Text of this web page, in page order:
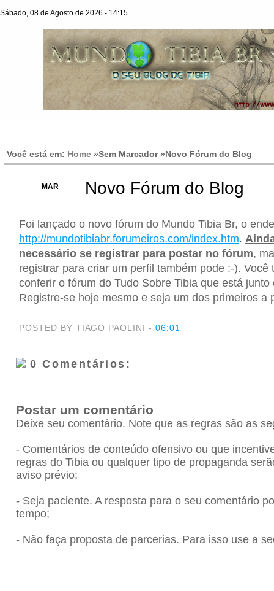
Sábado, 08 de Agosto de 2026 - 14:15
Você está em: Home »Sem Marcador »Novo Fórum do Blog
MAR Novo Fórum do Blog
Foi lançado o novo fórum do Mundo Tibia Br, o
http://mundotibiabr.forumeiros.com/index.htm.
necessário se registrar para postar no fórum,
registrar para criar um perfil também pode :-). Você
conferir o fórum do Tudo Sobre Tibia que está junto
Registre-se hoje mesmo e seja um dos primeiros a
POSTED BY TIAGO PAOLINI- 06:01
0 Comentários:
Postar um comentário
Deixe seu comentário. Note que as regras são as
- Comentários de conteúdo ofensivo ou que
regras do Tibia ou qualquer tipo de propaganda
aviso prévio;
- Seja paciente. A resposta para o seu comentário
tempo;
- Não faça proposta de parcerias. Para isso use a